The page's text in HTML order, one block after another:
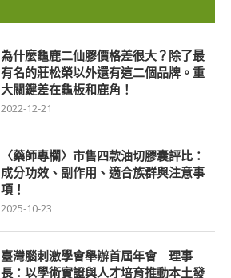
為什麼龜鹿二仙膠價格差很大？除了最
有名的莊松榮以外還有這二個品牌。重
大關鍵差在龜板和鹿角！
2022-12-21
〈藥師專欄〉市售四款油切膠囊評比：
成分功效、副作用、適合族群與注意事
項！
2025-10-23
臺灣腦刺激學會舉辦首屆年會 理事
長：以學術實證與人才培育推動本土發